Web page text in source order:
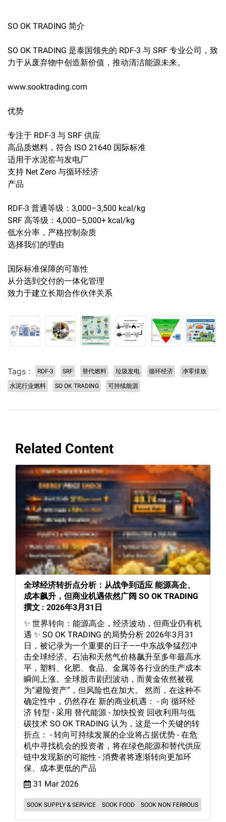
SO OK TRADING 简介
SO OK TRADING 是泰国领先的 RDF-3 与 SRF 专业公司，致
力于从废弃物中创造新价值，推动清洁能源未来。
www.sooktrading.com
优势
专注于 RDF-3 与 SRF 供应
高品质燃料，符合 ISO 21640 国际标准
适用于水泥窑与发电厂
支持 Net Zero 与循环经济
产品
RDF-3 普通等级：3,000–3,500 kcal/kg
SRF 高等级：4,000–5,000+ kcal/kg
低水分率，严格控制杂质
选择我们的理由
国际标准保障的可靠性
从分选到交付的一体化管理
致力于建立长期合作伙伴关系
Tags : RDF-3 SRF 替代燃料 垃圾发电 循环经济 净零排放
水泥行业燃料 SO OK TRADING 可持续能源
Related Content
全球经济转折点分析：从战争到适应 能源高企、
成本飙升，但商业机遇依然广阔 SO OK TRADING
撰文 : 2026年3月31日
✨ 世界转向：能源高企，经济波动，但商业仍有机
遇 ✨ SO OK TRADING 的局势分析 2026年3月31
日，被记录为一个重要的日子——中东战争猛烈冲
击全球经济。石油和天然气价格飙升至多年最高水
平，塑料、化肥、食品、金属等各行业的生产成本
瞬间上涨。全球股市剧烈波动，而黄金依然被视
为“避险资产”，但风险也在加大。 然而，在这种不
确定性中，仍然存在 新的商业机遇： - 向 循环经
济 转型 - 采用 替代能源 - 加快投资 回收利用与低
碳技术 SO OK TRADING 认为，这是一个关键的转
折点： - 转向可持续发展的企业将占据优势 - 在危
机中寻找机会的投资者，将在绿色能源和替代供应
链中发现新的可能性 - 消费者将逐渐转向更加环
保、成本更低的产品
31 Mar 2026
SOOK SUPPLY & SERVICE SOOK FOOD SOOK NON FERROUS